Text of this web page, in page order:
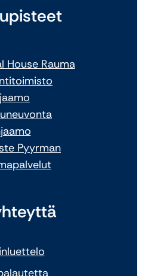
House Rauma
Pyyrman